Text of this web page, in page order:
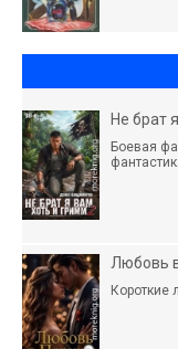
Не брат
Боевая
Любовь
Короткие